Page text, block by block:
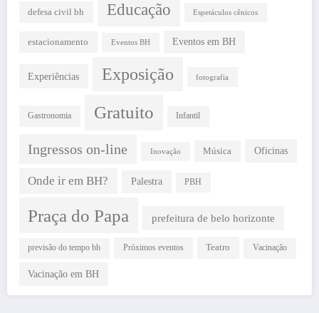
defesa civil bh Educação Espetáculos cênicos
estacionamento Eventos BH Eventos em BH
Experiências Exposição fotografia
Gastronomia Gratuito Infantil
Ingressos on-line Inovação Música Oficinas
Onde ir em BH? Palestra PBH
Praça do Papa prefeitura de belo horizonte
previsão do tempo bh Próximos eventos Teatro Vacinação
Vacinação em BH